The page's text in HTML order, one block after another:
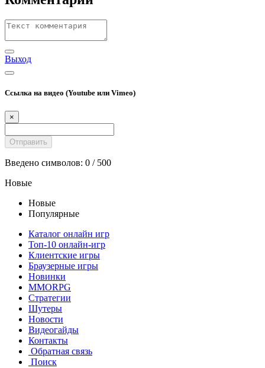
Выход
Ссылка на видео (Youtube или Vimeo)
×
Введено символов: 0 / 500
Новые
Новые
Популярные
Каталог онлайн игр
Топ-10 онлайн-игр
Клиентские игры
Браузерные игры
Новинки
MMORPG
Стратегии
Шутеры
Новости
Видеогайды
Контакты
Обратная связь
Поиск